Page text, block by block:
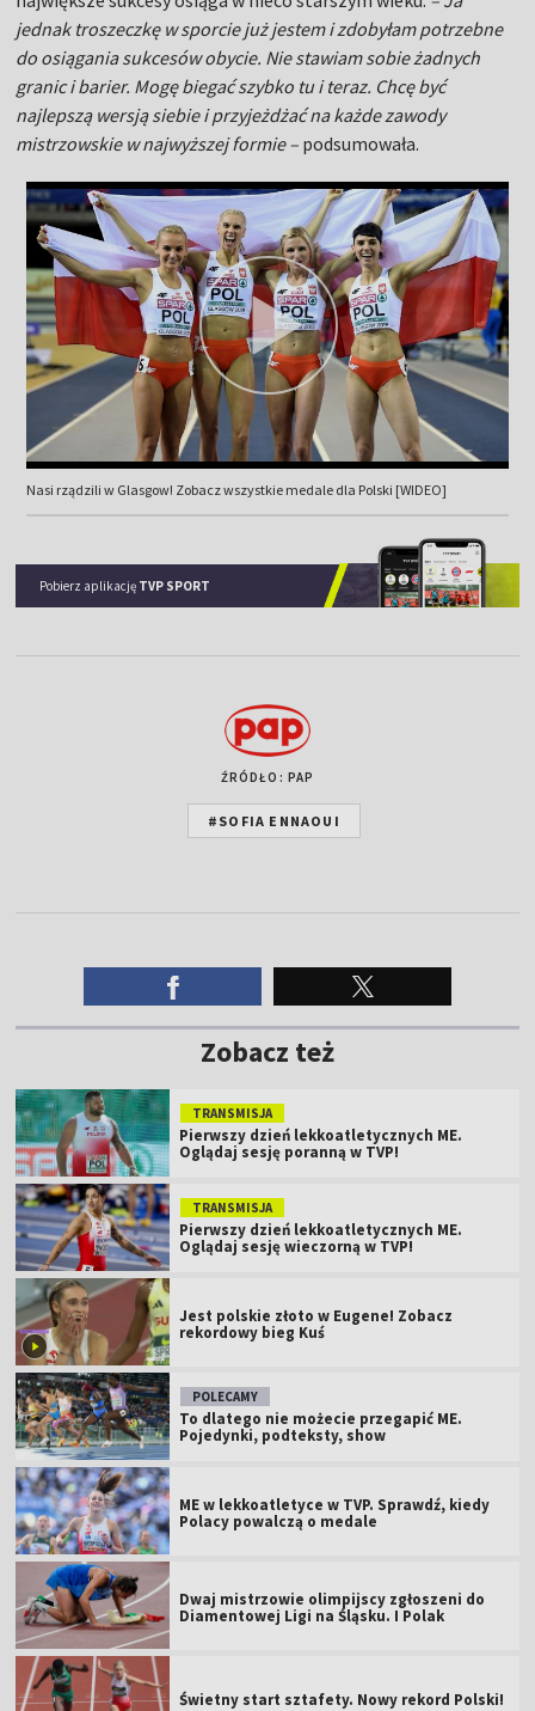
jednak troszeczkę w sporcie już jestem i zdobyłam potrzebne
do osiągania sukcesów obycie. Nie stawiam sobie żadnych
granic i barier. Mogę biegać szybko tu i teraz. Chcę być
najlepszą wersją siebie i przyjeżdżać na każde zawody
mistrzowskie w najwyższej formie – podsumowała.
Nasi rządzili w Glasgow! Zobacz wszystkie medale dla Polski [WIDEO]
Pobierz aplikację TVP SPORT
ŹRÓDŁO: PAP
#SOFIA ENNAOUI
Zobacz też
TRANSMISJA
Pierwszy dzień lekkoatletycznych ME.
Oglądaj sesję poranną w TVP!
TRANSMISJA
Pierwszy dzień lekkoatletycznych ME.
Oglądaj sesję wieczorną w TVP!
Jest polskie złoto w Eugene! Zobacz
rekordowy bieg Kuś
POLECAMY
To dlatego nie możecie przegapić ME.
Pojedynki, podteksty, show
ME w lekkoatletyce w TVP. Sprawdź, kiedy
Polacy powalczą o medale
Dwaj mistrzowie olimpijscy zgłoszeni do
Diamentowej Ligi na Śląsku. I Polak
Świetny start sztafety. Nowy rekord Polski!